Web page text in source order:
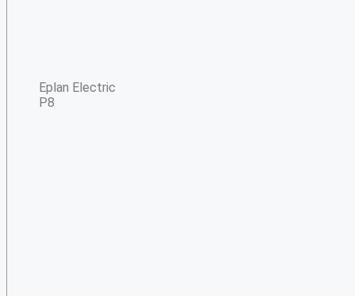
Eplan Electric
P8